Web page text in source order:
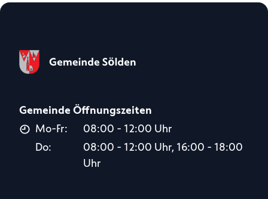
Gemeinde Öffnungszeiten
Mo-Fr:
08:00 - 12:00 Uhr
Do:
08:00 - 12:00 Uhr, 16:00 - 18:00
Uhr